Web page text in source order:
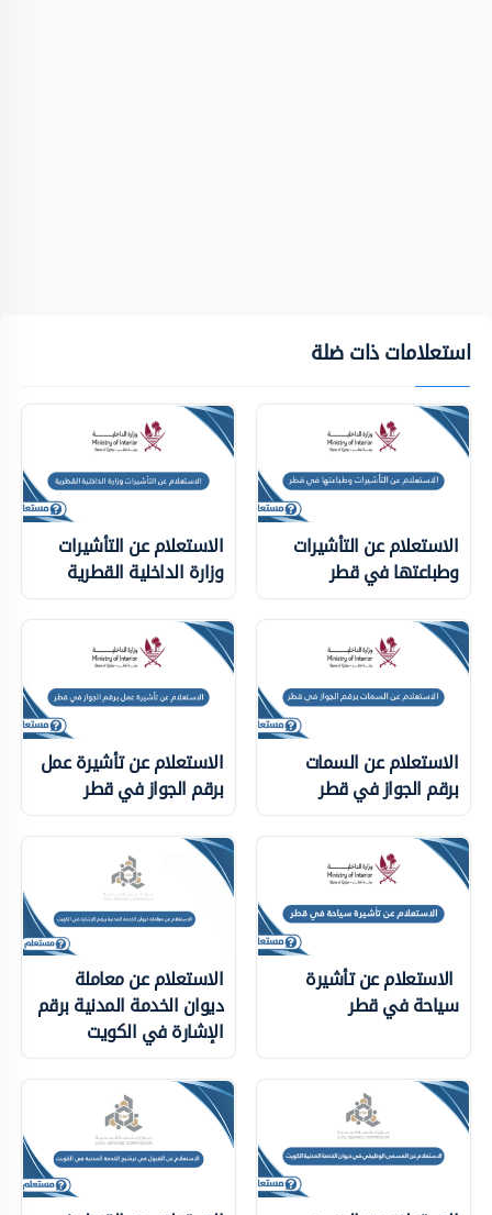
استعلامات ذات ضلة
الاستعلام عن التأشيرات
وطباعتها في قطر
الاستعلام عن التأشيرات
وزارة الداخلية ‏القطرية
الاستعلام عن السمات
برقم الجواز في قطر
الاستعلام عن تأشيرة عمل
برقم الجواز في قطر
الاستعلام عن تأشيرة
سياحة في قطر
الاستعلام عن معاملة
ديوان الخدمة المدنية برقم
الإشارة في الكويت